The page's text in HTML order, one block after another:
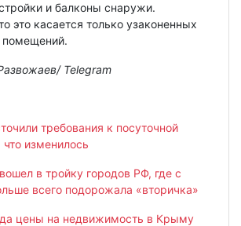
и балконы снаружи.
это касается только узаконенных
помещений.
Telegram
требования к посуточной
изменилось
в тройку городов РФ, где с
всего подорожала «вторичка»
цены на недвижимость в Крыму